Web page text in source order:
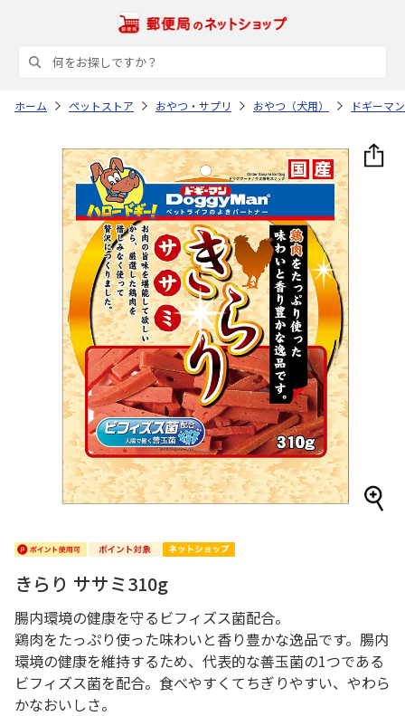
ホーム ペットストア おやつ・サプリ おやつ（犬用） ドギーマ
きらり ササミ310g
腸内環境の健康を守るビフィズス菌配合。
鶏肉をたっぷり使った味わいと香り豊かな逸品です。腸内
環境の健康を維持するため、代表的な善玉菌の1つである
ビフィズス菌を配合。食べやすくてちぎりやすい、やわら
かなおいしさ。